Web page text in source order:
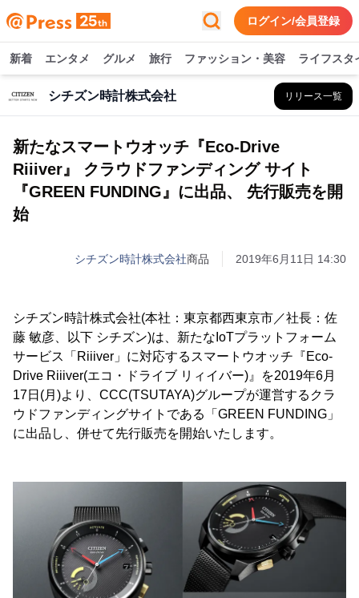
ログイン/会員登録
新着 エンタメ グルメ 旅行 ファッション・美容 ライフスタ
シチズン時計株式会社 リリース一覧
新たなスマートウオッチ『Eco-Drive
Riiiver』 クラウドファンディング サイト
『GREEN FUNDING』に出品、 先行販売を開
始
シチズン時計株式会社商品 2019年6月11日 14:30
シチズン時計株式会社(本社：東京都西東京市／社長：佐
藤 敏彦、以下 シチズン)は、新たなIoTプラットフォーム
サービス「Riiiver」に対応するスマートウオッチ『Eco-
Drive Riiiver(エコ・ドライブ リィイバー)』を2019年6月
17日(月)より、CCC(TSUTAYA)グループが運営するクラ
ウドファンディングサイトである「GREEN FUNDING」
に出品し、併せて先行販売を開始いたします。